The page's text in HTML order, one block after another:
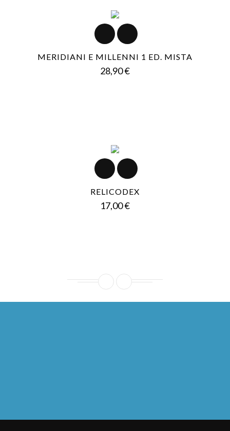
MERIDIANI E MILLENNI 1 ED. MISTA
28,90 €Prezzo
RELICODEX
17,00 €Prezzo